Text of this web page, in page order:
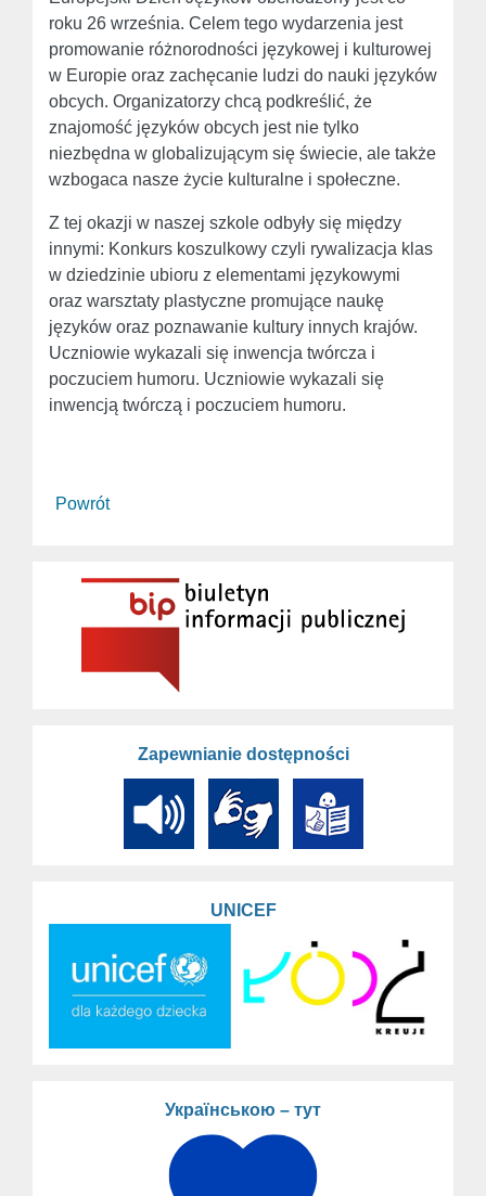
roku 26 września. Celem tego wydarzenia jest
promowanie różnorodności językowej i kulturowej
w Europie oraz zachęcanie ludzi do nauki języków
obcych. Organizatorzy chcą podkreślić, że
znajomość języków obcych jest nie tylko
niezbędna w globalizującym się świecie, ale także
wzbogaca nasze życie kulturalne i społeczne.
Z tej okazji w naszej szkole odbyły się między
innymi: Konkurs koszulkowy czyli rywalizacja klas
w dziedzinie ubioru z elementami językowymi
oraz warsztaty plastyczne promujące naukę
języków oraz poznawanie kultury innych krajów.
Uczniowie wykazali się inwencja twórcza i
poczuciem humoru. Uczniowie wykazali się
inwencją twórczą i poczuciem humoru.
Powrót
Zapewnianie dostępności
UNICEF
Українською – тут